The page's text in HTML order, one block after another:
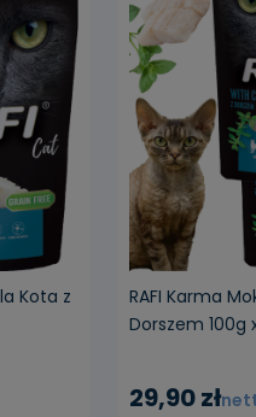
Kota z
RAFI Karma
Dorszem 100g
29,90 zł